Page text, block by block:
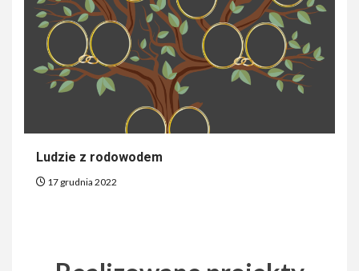
Ludzie z rodowodem
17 grudnia 2022